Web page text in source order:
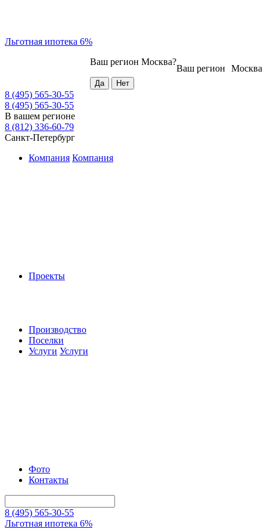
Льготная ипотека 6%
Москва
Ваш регион
Ваш регион Москва?
8 (495) 565-30-55
8 (495) 565-30-55
В вашем регионе
8 (812) 336-60-79
Санкт-Петербург
Компания Компания
Проекты
Производство
Поселки
Услуги Услуги
Фото
Контакты
8 (495) 565-30-55
Льготная ипотека 6%